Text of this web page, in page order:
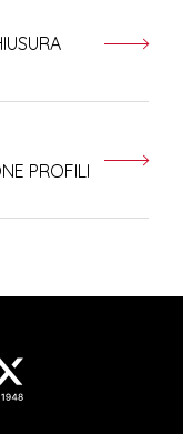
PROFILI